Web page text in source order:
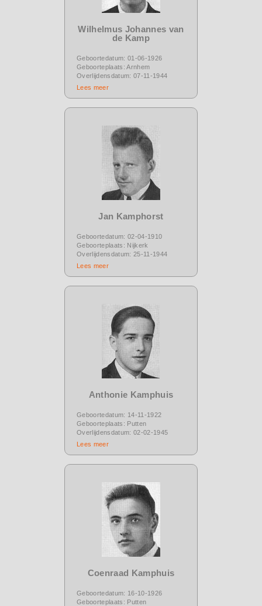
Wilhelmus Johannes van
de Kamp
Geboortedatum: 01-06-1926
Geboorteplaats: Arnhem
Overlijdensdatum: 07-11-1944
Lees meer
Jan Kamphorst
Geboortedatum: 02-04-1910
Geboorteplaats: Nijkerk
Overlijdensdatum: 25-11-1944
Lees meer
Anthonie Kamphuis
Geboortedatum: 14-11-1922
Geboorteplaats: Putten
Overlijdensdatum: 02-02-1945
Lees meer
Coenraad Kamphuis
Geboortedatum: 16-10-1926
Geboorteplaats: Putten